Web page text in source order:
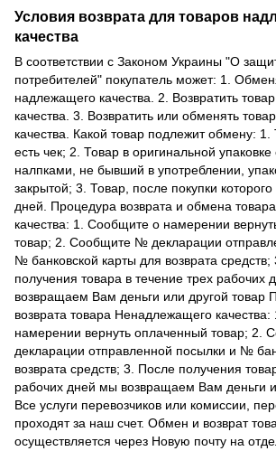
Условия возврата для товаров
качества
В соответствии с Законом Украины "О
потребителей" покупатель может: 1.
надлежащего качества. 2. Возвратить
качества. 3. Возвратить или обменять
качества. Какой товар подлежит обмену: 1.
есть чек; 2. Товар в оригинальной
налпками, не бывший в употреблении,
закрытой; 3. Товар, после покупки
дней. Процедура возврата и обмена
качества: 1. Сообщите о намерении
товар; 2. Сообщите № декларации
№ банковской карты для возврата
получения товара в течение трех рабочих
возвращаем Вам деньги или другой товар
возврата товара Ненадлежащего
намерении вернуть оплаченный товар; 2.
декларации отправленной посылки и №
возврата средств; 3. После получения
рабочих дней мы возвращаем Вам деньги
Все услуги перевозчиков или комиссии,
проходят за наш счет. Обмен и возврат
осуществляется через Новую почту на